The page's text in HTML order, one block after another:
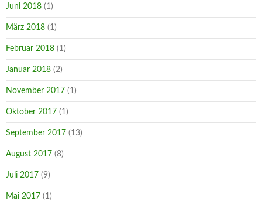
Juni 2018 (1)
März 2018 (1)
Februar 2018 (1)
Januar 2018 (2)
November 2017 (1)
Oktober 2017 (1)
September 2017 (13)
August 2017 (8)
Juli 2017 (9)
Mai 2017 (1)